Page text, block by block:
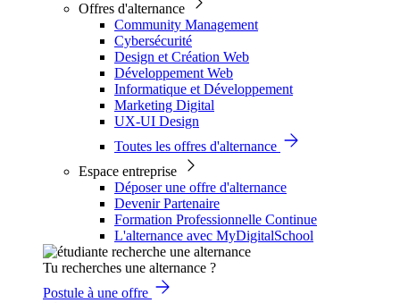
Offres d'alternance
Community Management
Cybersécurité
Design et Création Web
Développement Web
Informatique et Développement
Marketing Digital
UX-UI Design
Toutes les offres d'alternance
Espace entreprise
Déposer une offre d'alternance
Devenir Partenaire
Formation Professionnelle Continue
L'alternance avec MyDigitalSchool
Tu recherches une alternance ?
Postule à une offre